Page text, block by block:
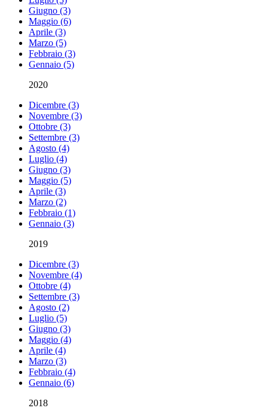
Giugno (3)
Maggio (6)
Aprile (3)
Marzo (5)
Febbraio (3)
Gennaio (5)
2020
Dicembre (3)
Novembre (3)
Ottobre (3)
Settembre (3)
Agosto (4)
Luglio (4)
Giugno (3)
Maggio (5)
Aprile (3)
Marzo (2)
Febbraio (1)
Gennaio (3)
2019
Dicembre (3)
Novembre (4)
Ottobre (4)
Settembre (3)
Agosto (2)
Luglio (5)
Giugno (3)
Maggio (4)
Aprile (4)
Marzo (3)
Febbraio (4)
Gennaio (6)
2018